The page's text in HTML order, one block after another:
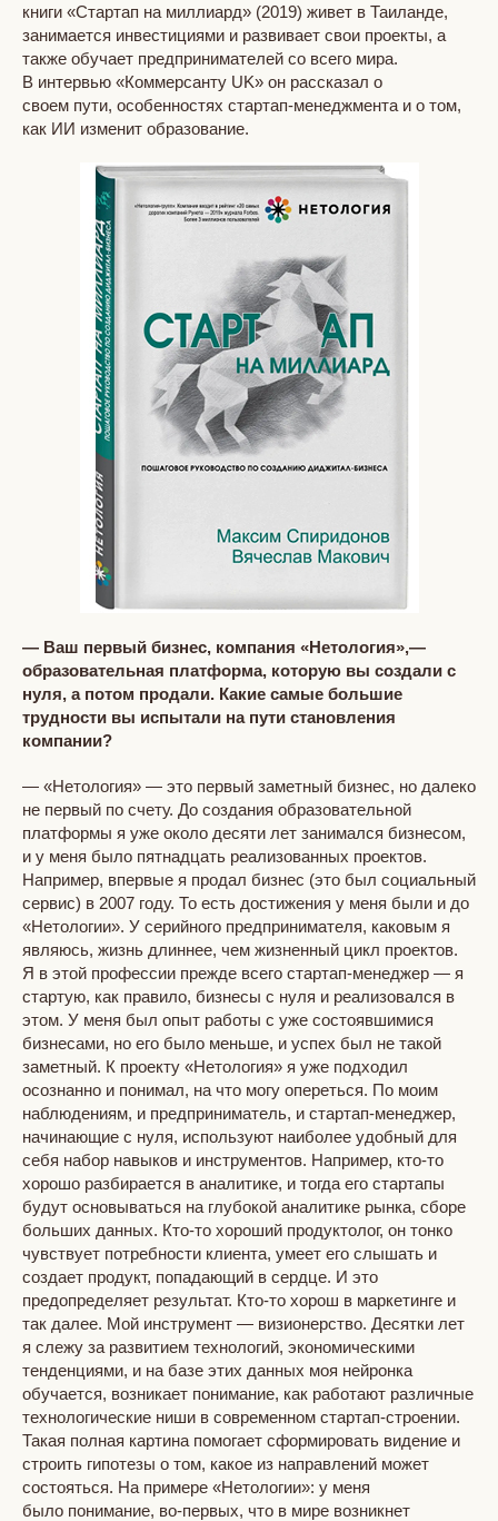
книги «Стартап на миллиард» (2019) живет в Таиланде,
занимается инвестициями и развивает свои проекты, а
также обучает предпринимателей со всего мира.
В интервью «Коммерсанту UK» он рассказал о
своем пути, особенностях стартап-менеджмента и о том,
как ИИ изменит образование.
— Ваш первый бизнес, компания «Нетология»,—
образовательная платформа, которую вы создали с
нуля, а потом продали. Какие самые большие
трудности вы испытали на пути становления
компании?
— «Нетология» — это первый заметный бизнес, но далеко
не первый по счету. До создания образовательной
платформы я уже около десяти лет занимался бизнесом,
и у меня было пятнадцать реализованных проектов.
Например, впервые я продал бизнес (это был социальный
сервис) в 2007 году. То есть достижения у меня были и до
«Нетологии». У серийного предпринимателя, каковым я
являюсь, жизнь длиннее, чем жизненный цикл проектов.
Я в этой профессии прежде всего стартап-менеджер — я
стартую, как правило, бизнесы с нуля и реализовался в
этом. У меня был опыт работы с уже состоявшимися
бизнесами, но его было меньше, и успех был не такой
заметный. К проекту «Нетология» я уже подходил
осознанно и понимал, на что могу опереться. По моим
наблюдениям, и предприниматель, и стартап-менеджер,
начинающие с нуля, используют наиболее удобный для
себя набор навыков и инструментов. Например, кто-то
хорошо разбирается в аналитике, и тогда его стартапы
будут основываться на глубокой аналитике рынка, сборе
больших данных. Кто-то хороший продуктолог, он тонко
чувствует потребности клиента, умеет его слышать и
создает продукт, попадающий в сердце. И это
предопределяет результат. Кто-то хорош в маркетинге и
так далее. Мой инструмент — визионерство. Десятки лет
я слежу за развитием технологий, экономическими
тенденциями, и на базе этих данных моя нейронка
обучается, возникает понимание, как работают различные
технологические ниши в современном стартап-строении.
Такая полная картина помогает сформировать видение и
строить гипотезы о том, какое из направлений может
состояться. На примере «Нетологии»: у меня
было понимание, во-первых, что в мире возникнет